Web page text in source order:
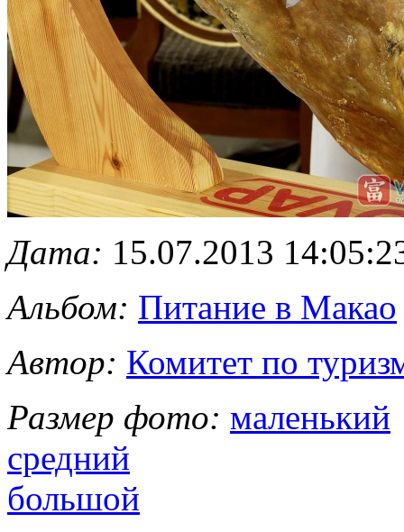
Дата: 15.07.2013
Альбом: Питание в Макао
Автор: Комитет по
Размер фото: маленький
средний
большой